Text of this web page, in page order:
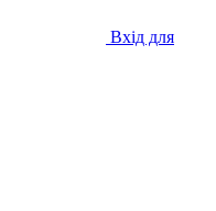
Вхід для